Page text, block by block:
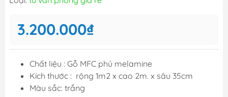
3.200.000₫
Chất liệu : Gỗ MFC phủ melamine
Kích thước : rộng 1m2 x cao 2m. x sâu 35cm
Màu sắc: trắng